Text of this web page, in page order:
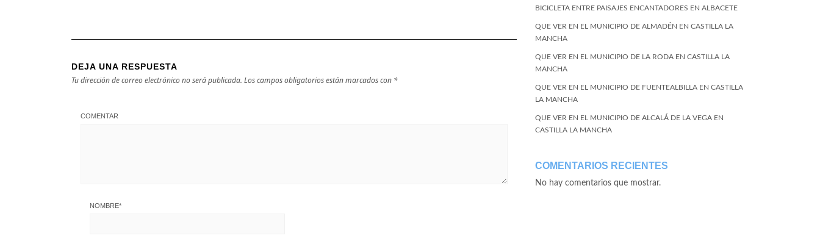
DEJA UNA RESPUESTA
Tu dirección de correo electrónico no será publicada. Los campos obligatorios están marcados con *
COMENTAR
NOMBRE*
BICICLETA ENTRE PAISAJES ENCANTADORES EN ALBACETE
QUE VER EN EL MUNICIPIO DE ALMADÉN EN CASTILLA LA
MANCHA
QUE VER EN EL MUNICIPIO DE LA RODA EN CASTILLA LA
MANCHA
QUE VER EN EL MUNICIPIO DE FUENTEALBILLA EN CASTILLA
LA MANCHA
QUE VER EN EL MUNICIPIO DE ALCALÁ DE LA VEGA EN
CASTILLA LA MANCHA
COMENTARIOS RECIENTES
No hay comentarios que mostrar.